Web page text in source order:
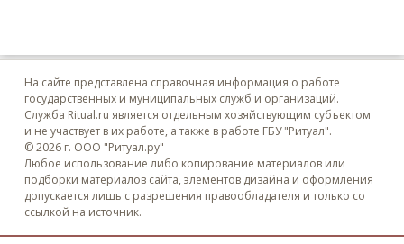
На сайте представлена справочная информация о работе
государственных и муниципальных служб и организаций.
Служба Ritual.ru является отдельным хозяйствующим субъектом
и не участвует в их работе, а также в работе ГБУ "Ритуал".
© 2026 г. ООО "Ритуал.ру"
Любое использование либо копирование материалов или
подборки материалов сайта, элементов дизайна и оформления
допускается лишь с разрешения правообладателя и только со
ссылкой на источник.